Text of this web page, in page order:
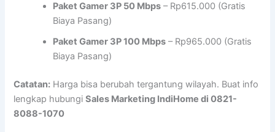
Paket Gamer 3P 50 Mbps – Rp615.000 (Gratis
Biaya Pasang)
Paket Gamer 3P 100 Mbps – Rp965.000 (Gratis
Biaya Pasang)
Catatan: Harga bisa berubah tergantung wilayah. Buat info
lengkap hubungiSales Marketing IndiHome di 0821-
8088-1070